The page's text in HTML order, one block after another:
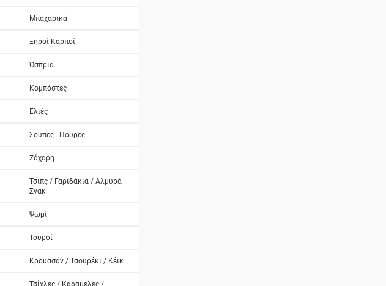
Μπαχαρικά
Ξηροί Καρποί
Όσπρια
Κομπόστες
Ελιές
Σούπες - Πουρές
Ζάχαρη
Τσιπς / Γαριδάκια / Αλμυρά
Σνακ
Ψωμί
Τουρσί
Κρουασάν / Τσουρέκι / Κέικ
Τσίχλες / Καραμέλες /